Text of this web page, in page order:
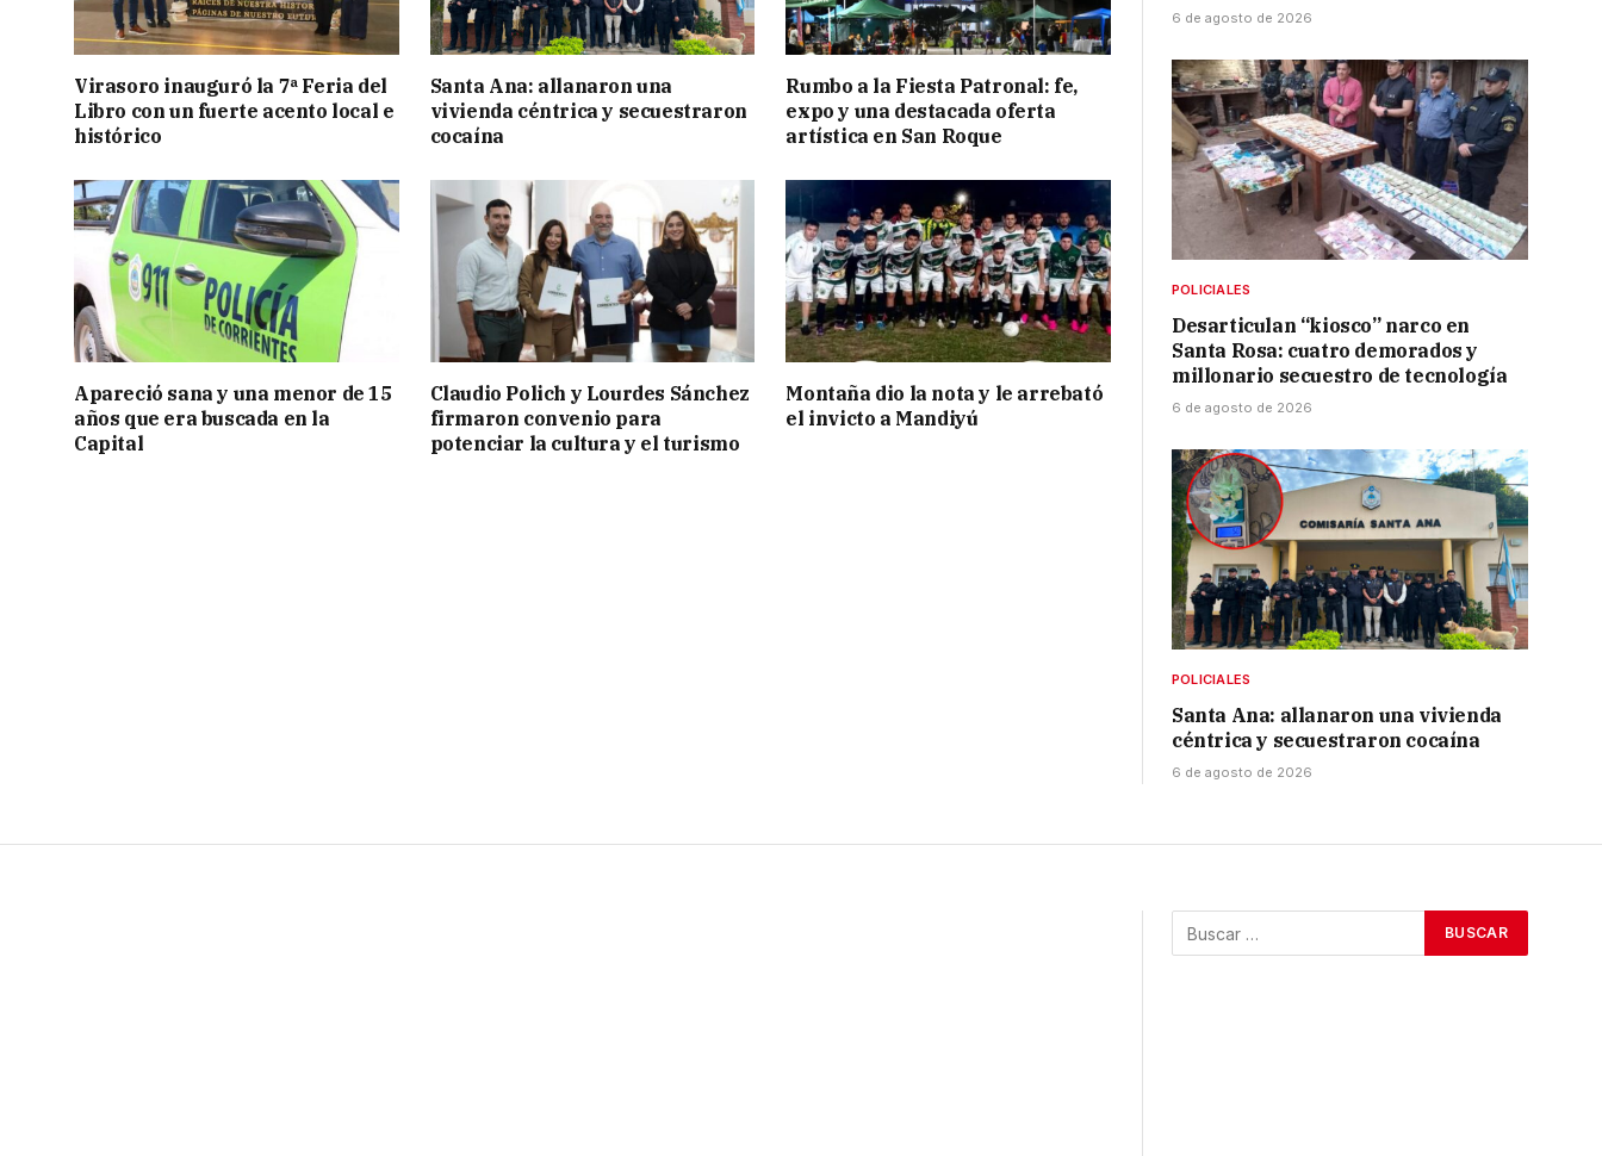
Virasoro inauguró la 7ª Feria del
Libro con un fuerte acento local e
histórico
Santa Ana: allanaron una
vivienda céntrica y secuestraron
cocaína
Rumbo a la Fiesta Patronal: fe,
expo y una destacada oferta
artística en San Roque
Apareció sana y una menor de 15
años que era buscada en la
Capital
Claudio Polich y Lourdes Sánchez
firmaron convenio para
potenciar la cultura y el turismo
Montaña dio la nota y le arrebató
el invicto a Mandiyú
6 de agosto de 2026
POLICIALES
Desarticulan “kiosco” narco en
Santa Rosa: cuatro demorados y
millonario secuestro de tecnología
6 de agosto de 2026
POLICIALES
Santa Ana: allanaron una vivienda
céntrica y secuestraron cocaína
6 de agosto de 2026